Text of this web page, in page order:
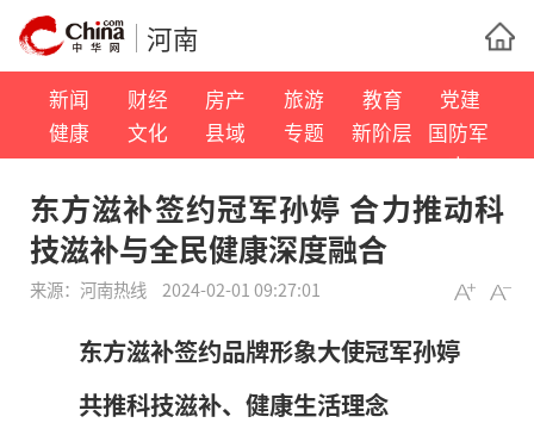
河南
新闻 财经 房产 旅游 教育
党建
健康
文化 县域 专题 新阶层
国防军
事
东方滋补签约冠军孙婷 合力推动科
技滋补与全民健康深度融合
来源： 河南热线 2024-02-01 09:27:01
东方滋补签约品牌形象大使冠军孙婷
共推科技滋补、健康生活理念